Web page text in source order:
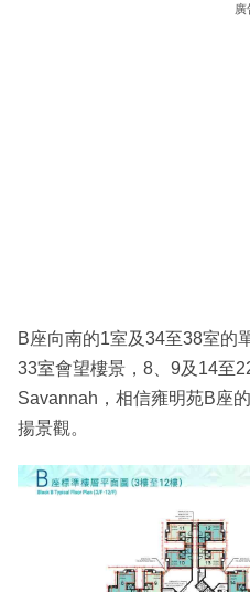
廣
B座向南的1室及34至38室的
33室會望樓景，8、9及14至
Savannah，相信雍明苑B座
揚景觀。